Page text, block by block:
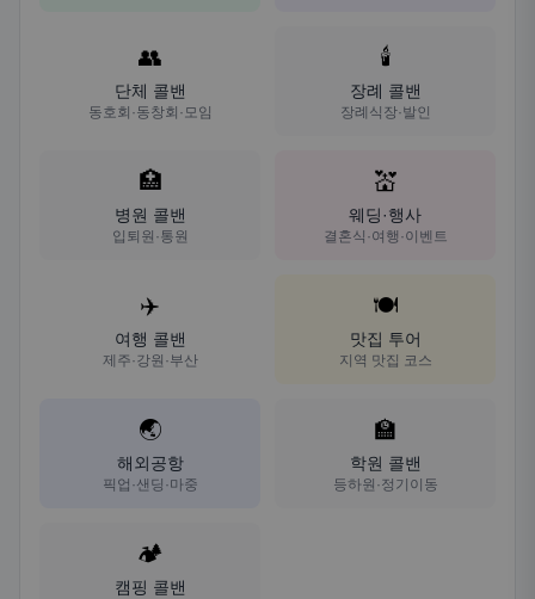
👥
단체 콜밴
동호회·동창회·모임
🕯️
장례 콜밴
장례식장·발인
🏥
병원 콜밴
입퇴원·통원
💒
웨딩·행사
결혼식·여행·이벤트
✈️
여행 콜밴
제주·강원·부산
🍽️
맛집 투어
지역 맛집 코스
🌏
해외공항
픽업·샌딩·마중
🏫
학원 콜밴
등하원·정기이동
🏕️
캠핑 콜밴